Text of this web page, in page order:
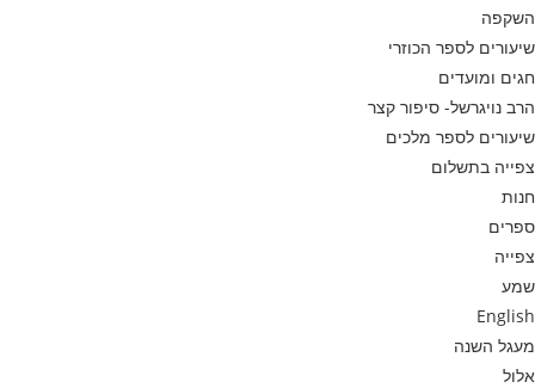
השקפה
שיעורים לספר הכוזרי
חגים ומועדים
הרב נויגרשל- סיפור קצר
שיעורים לספר מלכים
צפייה בתשלום
חנות
ספרים
צפייה
שמע
English
מעגל השנה
אלול